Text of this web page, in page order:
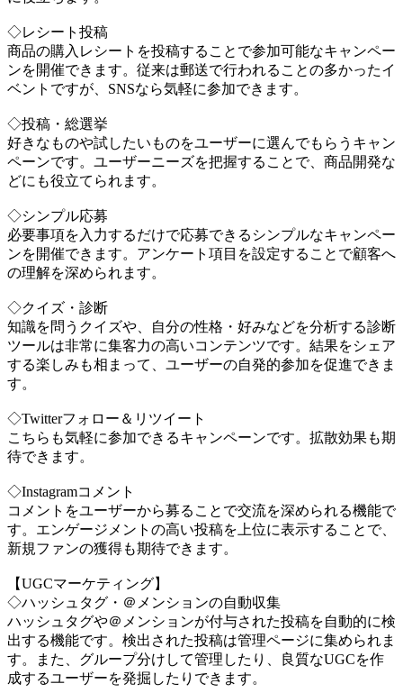
◇レシート投稿
商品の購入レシートを投稿することで参加可能なキャンペー
ンを開催できます。従来は郵送で行われることの多かったイ
ベントですが、SNSなら気軽に参加できます。
◇投稿・総選挙
好きなものや試したいものをユーザーに選んでもらうキャン
ペーンです。ユーザーニーズを把握することで、商品開発な
どにも役立てられます。
◇シンプル応募
必要事項を入力するだけで応募できるシンプルなキャンペー
ンを開催できます。アンケート項目を設定することで顧客へ
の理解を深められます。
◇クイズ・診断
知識を問うクイズや、自分の性格・好みなどを分析する診断
ツールは非常に集客力の高いコンテンツです。結果をシェア
する楽しみも相まって、ユーザーの自発的参加を促進できま
す。
◇Twitterフォロー＆リツイート
こちらも気軽に参加できるキャンペーンです。拡散効果も期
待できます。
◇Instagramコメント
コメントをユーザーから募ることで交流を深められる機能で
す。エンゲージメントの高い投稿を上位に表示することで、
新規ファンの獲得も期待できます。
【UGCマーケティング】
◇ハッシュタグ・＠メンションの自動収集
ハッシュタグや＠メンションが付与された投稿を自動的に検
出する機能です。検出された投稿は管理ページに集められま
す。また、グループ分けして管理したり、良質なUGCを作
成するユーザーを発掘したりできます。